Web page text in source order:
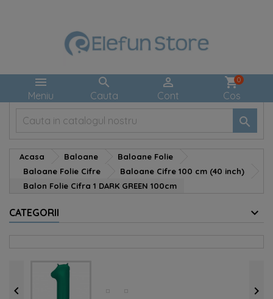

Meniu

Cauta

Cont
shopping_cart
Cos
0

Acasa Baloane
Baloane Folie
Baloane Folie Cifre
Baloane Cifre 100 cm (40 inch)
Balon Folie Cifra 1 DARK GREEN 100cm
CATEGORII
 